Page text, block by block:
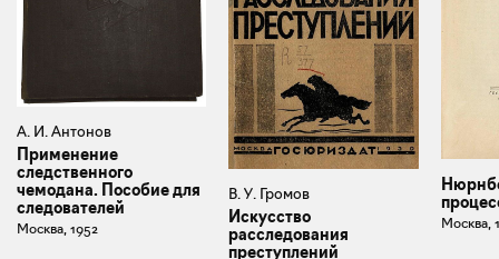
А. И. Антонов
Применение
следственного
чемодана. Пособие для
следователей
Москва, 1952
В. У. Громов
Искусство
расследования
преступлений
Москва,